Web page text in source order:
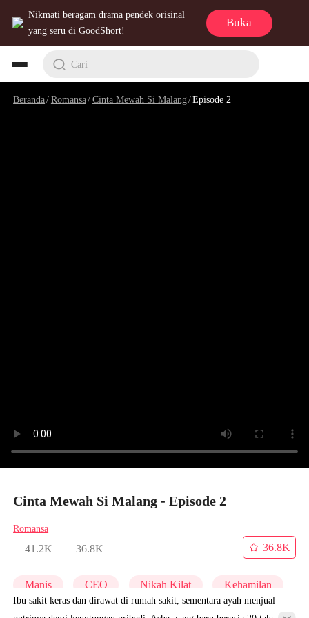
Nikmati beragam drama pendek orisinal
yang seru di GoodShort!
Buka
Cari
Beranda/Romansa/Cinta Mewah Si Malang/Episode 2
Cinta Mewah Si Malang - Episode 2
Romansa
41.2K 36.8K
36.8K
Manis CEO Nikah Kilat Kehamilan
Ibu sakit keras dan dirawat di rumah sakit, sementara ayah menjual